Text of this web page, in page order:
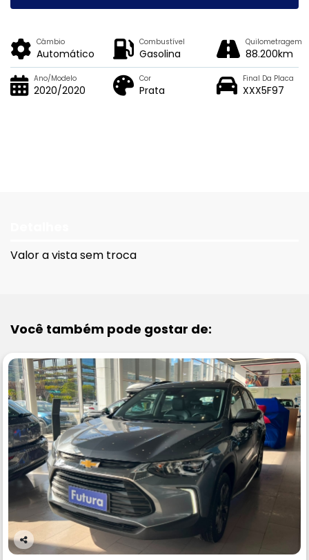
Câmbio
Automático
Combustível
Gasolina
Quilometragem
88.200km
Ano/Modelo
2020/2020
Cor
Prata
Final Da Placa
XXX5F97
Valor a vista sem troca
Você também pode gostar de:
Co